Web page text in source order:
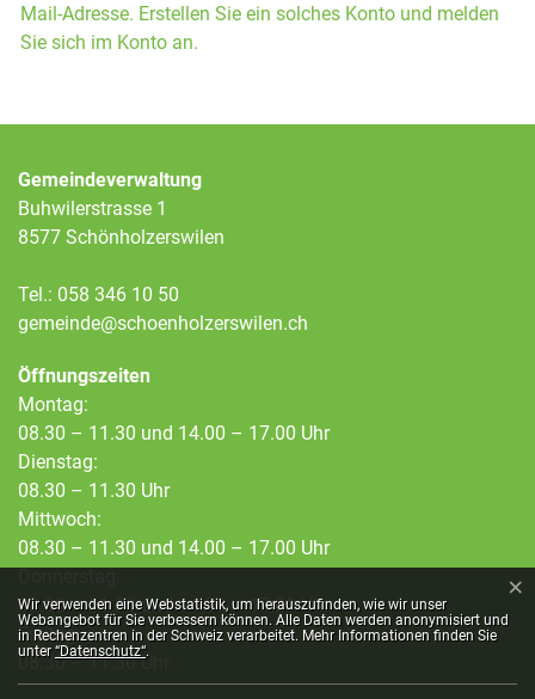
Mail-Adresse. Erstellen Sie ein solches Konto und melden
Sie sich im Konto an.
Gemeindeverwaltung
Buhwilerstrasse 1
8577 Schönholzerswilen
Tel.: 058 346 10 50
gemeinde@schoenholzerswilen.ch
Öffnungszeiten
Montag:
08.30 – 11.30 und 14.00 – 17.00 Uhr
Dienstag:
08.30 – 11.30 Uhr
Mittwoch:
08.30 – 11.30 und 14.00 – 17.00 Uhr
08.30 – 11.30 und 14.00 – 17.00 Uhr
Freitag:
08.30 – 11.30 Uhr
Webstatistik
Wir verwenden eine Webstatistik, um herauszufinden, wie wir unser
Webangebot für Sie verbessern können. Alle Daten werden anonymisiert und
in Rechenzentren in der Schweiz verarbeitet. Mehr Informationen finden Sie
unter“Datenschutz“.
×